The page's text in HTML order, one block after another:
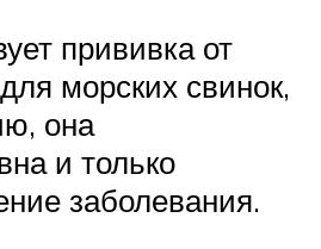
прививка от
морских свинок,
она
и только
заболевания.